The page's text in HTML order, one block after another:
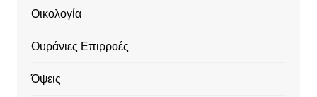
Οικολογία
Ουράνιες Επιρροές
Όψεις